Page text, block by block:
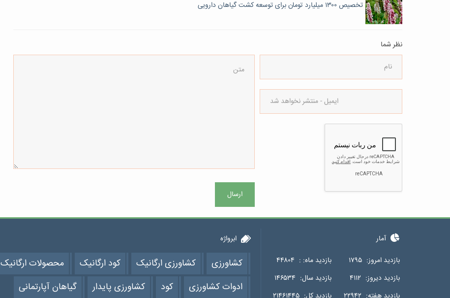
تخصیص ۱۳۰۰ میلیارد تومان برای توسعه کشت گیاهان دارویی
نظر شما
ارسال
ابرواژه
کشاورزی کشاورزی ارگانیک کود ارگانیک
محصولات ارگانیک
ادوات کشاورزی
کود کشاورزی پایدار گیاهان آپارتمانی
آمار
بازدید امروز: ۱۷۹۵ بازدید ماه: : ۴۴۸۰۴
بازدید دیروز: ۴۱۱۲ بازدید سال: ۱۴۶۵۳۴